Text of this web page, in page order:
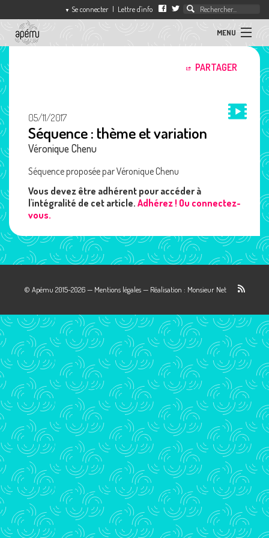
▼ Se connecter | Lettre d'info
d'éducation
musicale
MENU
SÉQUENCES
L'APEMU
CONTACT
PARTAGER
05/11/2017
Séquence : thème et variation
Véronique Chenu
Séquence proposée par Véronique Chenu
Vous devez être adhérent pour accéder à
l'intégralité de cet article. Adhérez ! Ou connectez-
vous.
© Apému 2015-2026 — Mentions légales— Réalisation : Monsieur Net